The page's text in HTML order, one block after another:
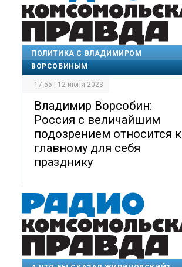
ПОЛИТИКА С ВЛАДИМИРОМ
ВОРСОБИНЫМ
17:55 | 12 июня 2023
Владимир Ворсобин:
Россия с величайшим
подозрением относится к
главному для себя
празднику